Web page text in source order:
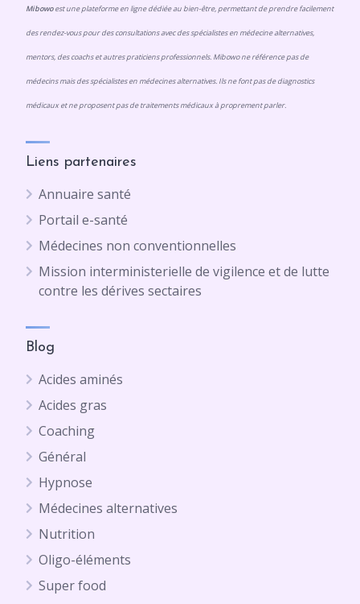
Mibowoest une plateforme en ligne dédiée au bien-être, permettant de prendre facilement
des rendez-vous pour des consultations avec des spécialistes en médecine alternatives,
mentors, des coachs et autres praticiens professionnels. Mibowo ne référence pas de
médecins mais des spécialistes en médecines alternatives. Ils ne font pas de diagnostics
médicaux et ne proposent pas de traitements médicaux à proprement parler.
Liens partenaires
Annuaire santé
Portail e-santé
Médecines non conventionnelles
Mission interministerielle de vigilence et de lutte
contre les dérives sectaires
Blog
Acides aminés
Acides gras
Coaching
Général
Hypnose
Médecines alternatives
Nutrition
Oligo-éléments
Super food